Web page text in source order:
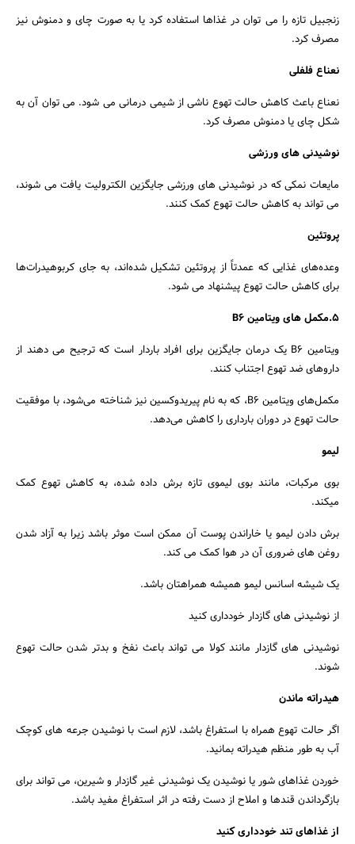
زنجبیل تازه را می توان در غذاها استفاده کرد یا به صورت چای و دمنوش نیز
مصرف کرد.
نعناع فلفلی
نعناع باعث کاهش حالت تهوع ناشی از شیمی درمانی می شود. می توان آن به
شکل چای یا دمنوش مصرف کرد.
نوشیدنی های ورزشی
مایعات نمکی که در نوشیدنی های ورزشی جایگزین الکترولیت یافت می شوند،
می تواند به کاهش حالت تهوع کمک کنند.
پروتئین
وعده‌های غذایی که عمدتاً از پروتئین تشکیل شده‌اند، به جای کربوهیدرات‌ها
برای کاهش حالت تهوع پیشنهاد می شود.
5.مکمل های ویتامین B6
ویتامین B6 یک درمان جایگزین برای افراد باردار است که ترجیح می دهند از
داروهای ضد تهوع اجتناب کنند.
مکمل‌های ویتامین B6، که به نام پیریدوکسین نیز شناخته می‌شود، با موفقیت
حالت تهوع در دوران بارداری را کاهش می‌دهد.
لیمو
بوی مرکبات، مانند بوی لیموی تازه برش داده شده، به کاهش تهوع کمک
میکند.
برش دادن لیمو یا خاراندن پوست آن ممکن است موثر باشد زیرا به آزاد شدن
روغن های ضروری آن در هوا کمک می کند.
یک شیشه اسانس لیمو همیشه همراهتان باشد.
از نوشیدنی های گازدار خودداری کنید
نوشیدنی های گازدار مانند کولا می تواند باعث نفخ و بدتر شدن حالت تهوع
شوند.
هیدراته ماندن
اگر حالت تهوع همراه با استفراغ باشد، لازم است با نوشیدن جرعه های کوچک
آب به طور منظم هیدراته بمانید.
خوردن غذاهای شور یا نوشیدن یک نوشیدنی غیر گازدار و شیرین، می تواند برای
بازگرداندن قندها و املاح از دست رفته در اثر استفراغ مفید باشد.
از غذاهای تند خودداری کنید